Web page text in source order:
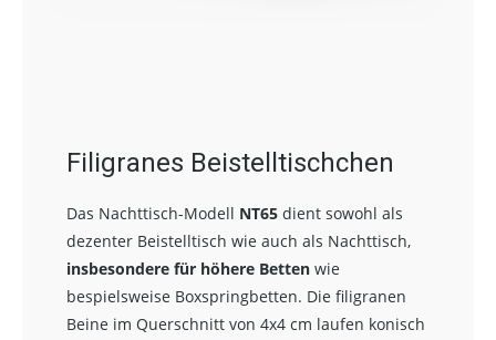
Filigranes Beistelltischchen
Das Nachttisch-Modell NT65 dient sowohl als
dezenter Beistelltisch wie auch als Nachttisch,
insbesondere für höhere Betten wie
bespielsweise Boxspringbetten. Die filigranen
Beine im Querschnitt von 4x4 cm laufen konisch